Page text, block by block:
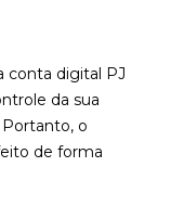
conta digital PJ
da sua
o
de forma